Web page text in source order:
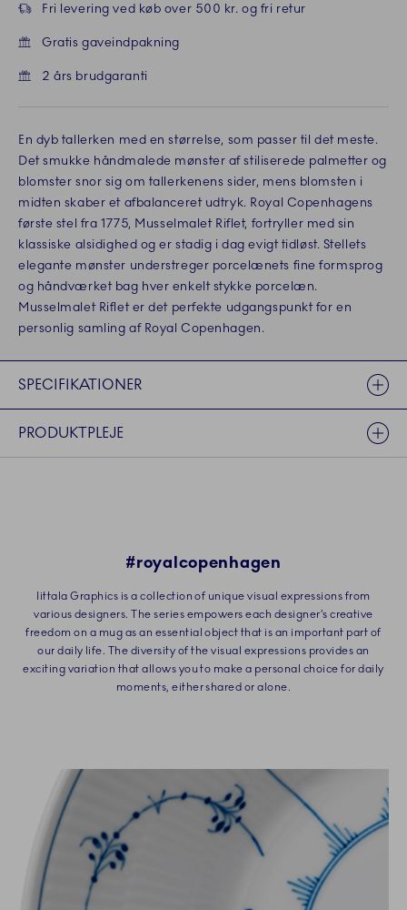
Fri levering ved køb over 500 kr. og fri retur
Gratis gaveindpakning
2 års brudgaranti
En dyb tallerken med en størrelse, som passer til det meste.
Det smukke håndmalede mønster af stiliserede palmetter og
blomster snor sig om tallerkenens sider, mens blomsten i
midten skaber et afbalanceret udtryk. Royal Copenhagens
første stel fra 1775, Musselmalet Riflet, fortryller med sin
klassiske alsidighed og er stadig i dag evigt tidløst. Stellets
elegante mønster understreger porcelænets fine formsprog
og håndværket bag hver enkelt stykke porcelæn.
Musselmalet Riflet er det perfekte udgangspunkt for en
personlig samling af Royal Copenhagen.
SPECIFIKATIONER
PRODUKTPLEJE
#royalcopenhagen
Iittala Graphics is a collection of unique visual expressions from
various designers. The series empowers each designer’s creative
freedom on a mug as an essential object that is an important part of
our daily life. The diversity of the visual expressions provides an
exciting variation that allows you to make a personal choice for daily
moments, either shared or alone.